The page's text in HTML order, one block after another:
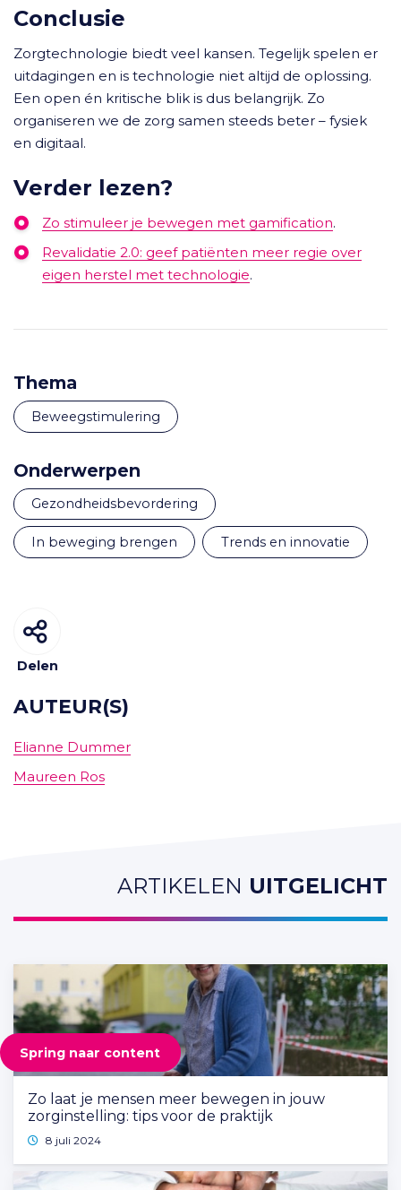
Spring naar content
Conclusie
Zorgtechnologie biedt veel kansen. Tegelijk spelen er
uitdagingen en is technologie niet altijd de oplossing.
Een open én kritische blik is dus belangrijk. Zo
organiseren we de zorg samen steeds beter – fysiek
en digitaal.
Verder lezen?
Zo stimuleer je bewegen met gamification.
Revalidatie 2.0: geef patiënten meer regie over
eigen herstel met technologie.
Thema
Beweegstimulering
Onderwerpen
gezondheidsbevordering
in beweging brengen trends en innovatie
Delen
AUTEUR(S)
Elianne Dummer
Maureen Ros
ARTIKELEN UITGELICHT
Zo laat je mensen meer bewegen in jouw
zorginstelling: tips voor de praktijk
8 juli 2024